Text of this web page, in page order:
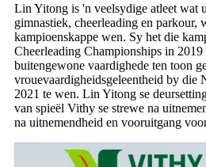
Lin Yitong is 'n veelsydige atleet wat
gimnastiek, cheerleading en parkour,
kampioenskappe wen. Sy het die
Cheerleading Championships in 2019
buitengewone vaardighede ten toon
vrouevaardigheidsgeleentheid by die
2021 te wen. Lin Yitong se
van spieël Vithy se strewe na
na uitnemendheid en vooruitgang